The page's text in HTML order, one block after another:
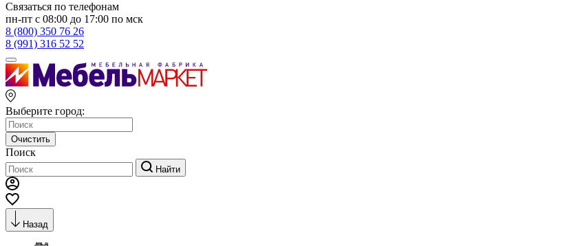
Связаться по телефонам
пн-пт с 08:00 до 17:00 по мск
8 (800) 350 76 26
8 (991) 316 52 52
Выберите город:
Очистить
Поиск
Найти
Назад